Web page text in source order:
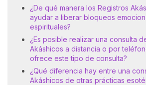
¿De qué manera los Registros
ayudar a liberar bloqueos
espirituales?
¿Es posible realizar una consulta
Akáshicos a distancia o por
ofrece este tipo de consulta?
¿Qué diferencia hay entre una
Akáshicos de otras prácticas